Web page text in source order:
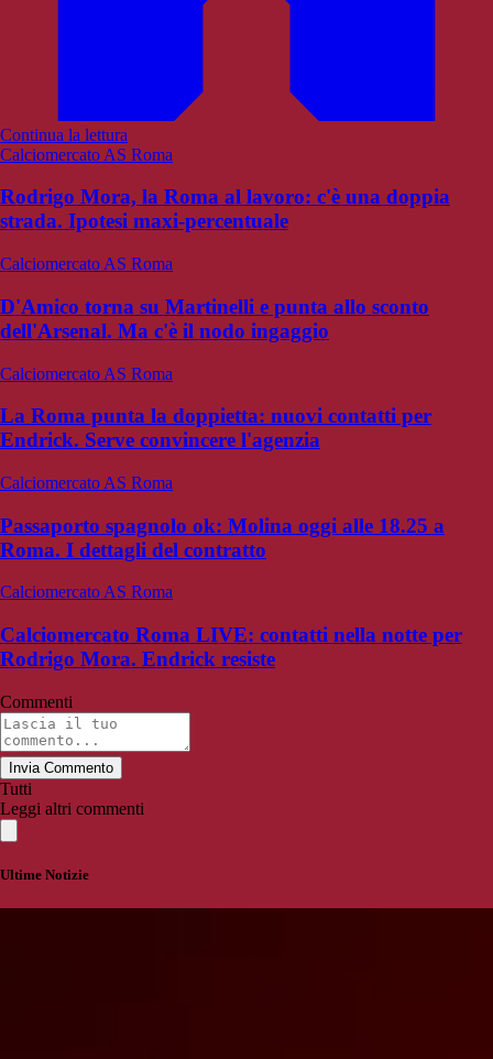
Continua la lettura
Calciomercato AS Roma
Rodrigo Mora, la Roma al lavoro: c'è una doppia
strada. Ipotesi maxi-percentuale
Calciomercato AS Roma
D'Amico torna su Martinelli e punta allo sconto
dell'Arsenal. Ma c'è il nodo ingaggio
Calciomercato AS Roma
La Roma punta la doppietta: nuovi contatti per
Endrick. Serve convincere l'agenzia
Calciomercato AS Roma
Passaporto spagnolo ok: Molina oggi alle 18.25 a
Roma. I dettagli del contratto
Calciomercato AS Roma
Calciomercato Roma LIVE: contatti nella notte per
Rodrigo Mora. Endrick resiste
Commenti
Invia Commento
Tutti
Leggi altri commenti
Ultime Notizie